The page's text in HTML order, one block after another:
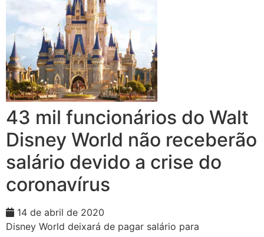
43 mil funcionários do Walt
Disney World não receberão
salário devido a crise do
coronavírus
14 de abril de 2020
Disney World deixará de pagar salário para